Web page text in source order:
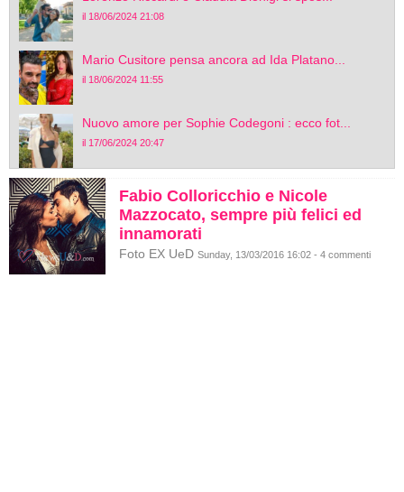
il 18/06/2024 21:08
Mario Cusitore pensa ancora ad Ida Platano...
il 18/06/2024 11:55
Nuovo amore per Sophie Codegoni : ecco fot...
il 17/06/2024 20:47
Fabio Colloricchio e Nicole
Mazzocato, sempre più felici ed
innamorati
Foto EX UeD Sunday, 13/03/2016 16:02 - 4 commenti